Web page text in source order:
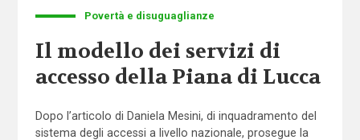
Povertà e disuguaglianze
Il modello dei servizi di
accesso della Piana di Lucca
Dopo l’articolo di Daniela Mesini, di inquadramento del
sistema degli accessi a livello nazionale, prosegue la